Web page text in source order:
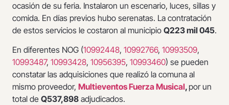
ocasión de su feria. Instalaron un escenario, luces, sillas y
comida. En días previos hubo serenatas. La contratación
de estos servicios le costaron al municipio Q223 mil 045.
En diferentes NOG (10992448, 10992766, 10993509,
10993487, 10993428, 10956395, 10993460) se pueden
constatar las adquisiciones que realizó la comuna al
mismo proveedor, Multieventos Fuerza Musical,por un
total de Q537,898 adjudicados.